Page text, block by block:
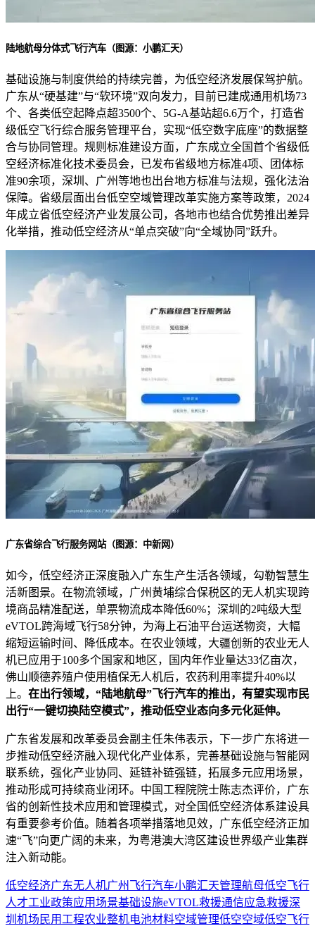
陆地航母分体式飞行汽车（图源：小鹏汇天）
基础设施与制度供给的持续完善，为低空经济发展保驾护航。
广东从“硬基建”与“软环境”双向发力，目前已建成通用机场73
个、各类低空起降点超3500个、5G-A基站超6.6万个，打造省
级低空飞行综合服务管理平台，实现“低空数字底座”的数据整
合与协同管理。规则标准建设方面，广东成立全国首个省级低
空经济标准化技术委员会，已发布省级地方标准4项、团体标
准90余项，深圳、广州等地也出台地方标准与法规，强化法治
保障。省级层面出台低空空域管理改革实施方案等政策，2024
年成立省低空经济产业发展公司，各地市也结合优势推出差异
化举措，推动低空经济从“单点突破”向“全域协同”跃升。
广东省综合飞行服务网站（图源：中新网）
如今，低空经济正深度融入广东生产生活各领域，勾勒智慧生
活新图景。在物流领域，广州黄埔综合保税区的无人机实现跨
境商品精准配送，单票物流成本降低60%；深圳的2吨级大型
eVTOL跨海域飞行58分钟，为海上石油平台运送物资，大幅
缩短运输时间、降低成本。在农业领域，大疆创新的农业无人
机已应用于100多个国家和地区，国内年作业量达33亿亩次，
佛山顺德养殖户使用植保无人机后，农药利用率提升40%以
上。 在出行领域，“陆地航母”飞行汽车的推出，有望实现市民
出行“一键切换陆空模式”，推动低空业态向多元化延伸。
广东省发展和改革委员会副主任朱伟表示，下一步广东将进一
步推动低空经济融入现代化产业体系，完善基础设施与智能网
联系统，强化产业协同、延链补链强链，拓展多元应用场景，
推动形成可持续商业闭环。中国工程院院士陈志杰评价，广东
省的创新性技术应用和管理模式，对全国低空经济体系建设具
有重要参考价值。随着各项举措落地见效，广东低空经济正加
速“飞”向更广阔的未来，为粤港澳大湾区建设世界级产业集群
注入新动能。
低空经济广东无人机广州 飞行汽车小鹏汇天管理航母低空飞行
人才工业政策应用场景基础设施eVTOL救援通信应急救援深
圳 机场 民用 工程农业整机电池材料空域管理低空空域低空飞行